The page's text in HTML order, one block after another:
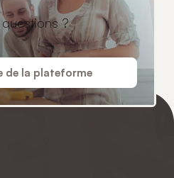
?
de la plateforme